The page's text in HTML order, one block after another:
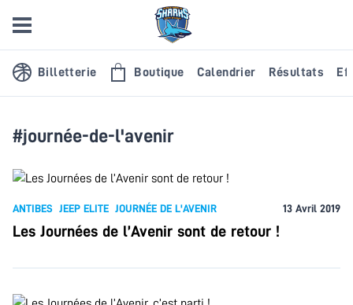
Billetterie Boutique Calendrier Résultats
#journée-de-l'avenir
ANTIBES JEEP ELITE JOURNÉE DE L'AVENIR 13 Avril 2019
Les Journées de l’Avenir sont de retour !